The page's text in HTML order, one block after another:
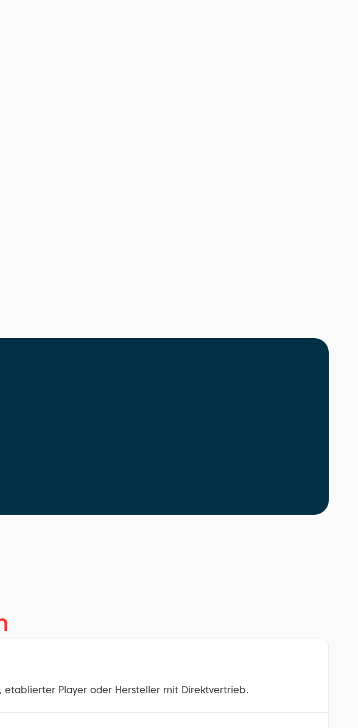
Player oder Hersteller mit Direktvertrieb.